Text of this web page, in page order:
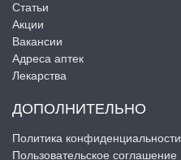
Статьи
Акции
Вакансии
Адреса аптек
Лекарства
ДОПОЛНИТЕЛЬНО
Политика конфиденциальности
Пользовательское соглашение